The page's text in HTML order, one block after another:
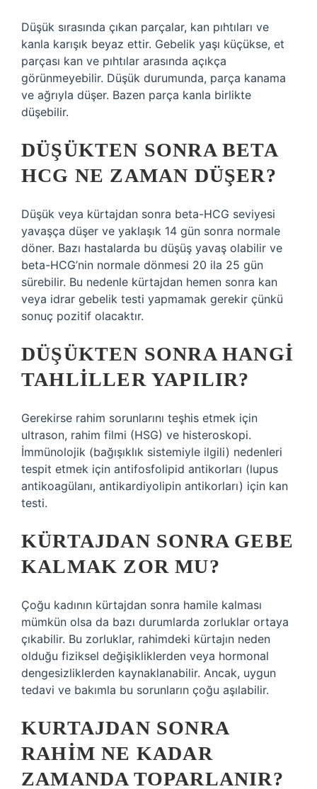
Düşük sırasında çıkan parçalar, kan pıhtıları ve
kanla karışık beyaz ettir. Gebelik yaşı küçükse, et
parçası kan ve pıhtılar arasında açıkça
görünmeyebilir. Düşük durumunda, parça kanama
ve ağrıyla düşer. Bazen parça kanla birlikte
düşebilir.
DÜŞÜKTEN SONRA BETA
HCG NE ZAMAN DÜŞER?
Düşük veya kürtajdan sonra beta-HCG seviyesi
yavaşça düşer ve yaklaşık 14 gün sonra normale
döner. Bazı hastalarda bu düşüş yavaş olabilir ve
beta-HCG’nin normale dönmesi 20 ila 25 gün
sürebilir. Bu nedenle kürtajdan hemen sonra kan
veya idrar gebelik testi yapmamak gerekir çünkü
sonuç pozitif olacaktır.
DÜŞÜKTEN SONRA HANGI
TAHLILLER YAPILIR?
Gerekirse rahim sorunlarını teşhis etmek için
ultrason, rahim filmi (HSG) ve histeroskopi.
İmmünolojik (bağışıklık sistemiyle ilgili) nedenleri
tespit etmek için antifosfolipid antikorları (lupus
antikoagülanı, antikardiyolipin antikorları) için kan
testi.
KÜRTAJDAN SONRA GEBE
KALMAK ZOR MU?
Çoğu kadının kürtajdan sonra hamile kalması
mümkün olsa da bazı durumlarda zorluklar ortaya
çıkabilir. Bu zorluklar, rahimdeki kürtajın neden
olduğu fiziksel değişikliklerden veya hormonal
dengesizliklerden kaynaklanabilir. Ancak, uygun
tedavi ve bakımla bu sorunların çoğu aşılabilir.
KURTAJDAN SONRA
RAHIM NE KADAR
ZAMANDA TOPARLANIR?